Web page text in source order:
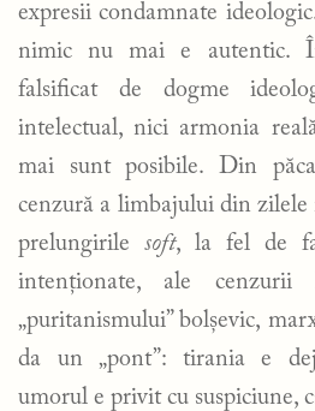
expresii condamnate
nimic nu mai e autentic.
falsificat de dogme
intelectual, nici armonia
mai sunt posibile. Din
cenzură a limbajului din zilele
prelungirile soft, la fel de
intenționate, ale cenzurii
„puritanismului” bolșevic,
da un „pont”: tirania e
umorul e privit cu suspiciune,